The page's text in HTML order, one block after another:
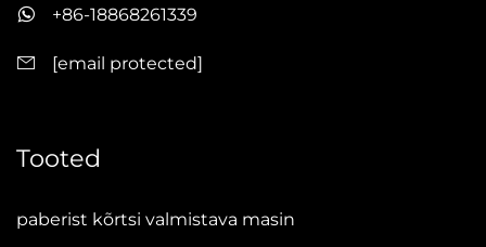
+86-18868261339
[email protected]
Tooted
paberist kõrtsi valmistava masin